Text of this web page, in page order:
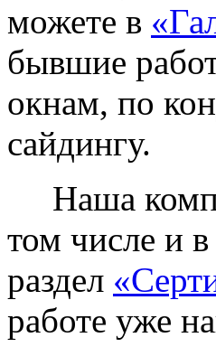
можете в
бывшие
окнам, по
сайдингу.
Наша
том числе и
раздел
работе уже